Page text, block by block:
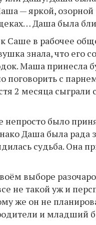
— яркой,
Даша была
в рабочее
знала, что
Маша принесла
поговорить с
2 месяца сыграли
непросто было
Даша была рада
судьба. Она
выборе
не такой уж и
же он не
и младший